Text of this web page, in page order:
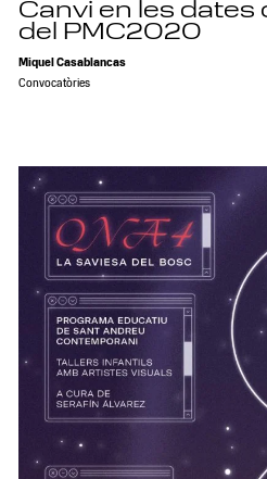
Canvi en les dates
del PMC2020
Miquel Casablancas
Convocatòries